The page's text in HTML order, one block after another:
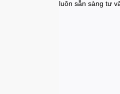
luôn sẵn sàng tư